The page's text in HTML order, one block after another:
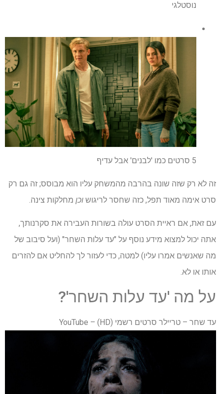
נוסטלגי
5 סרטים כמו 'לבנים' אבל עדיף
זה לא רק שזה שונה בהרבה מהמשחק עליו הוא מבוסס; זה גם רק
סרט אימה מאוד תפל, כזה שחסר לריגוש וכן מחלקות צינה.
עם זאת, אם ראיית הסרט עולה בשורות העבירה את סקרנותך,
אתה יכול למצוא מידע נוסף על "עד עלות השחר" (ועל סיבוב של
מה שאנשים אמרו עליו) למטה, כדי לעזור לך להחליט אם להזרים
אותו או לא.
על מה 'עד עלות השחר'?
עד שחר – טריילר סרטים רשמי (HD) – YouTube